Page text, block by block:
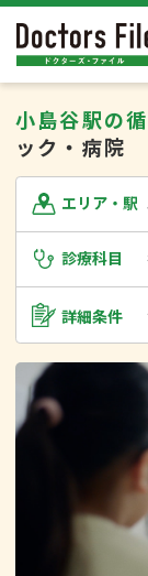
小島谷駅の
ック・病院
エリア・駅
診療科目
詳細条件